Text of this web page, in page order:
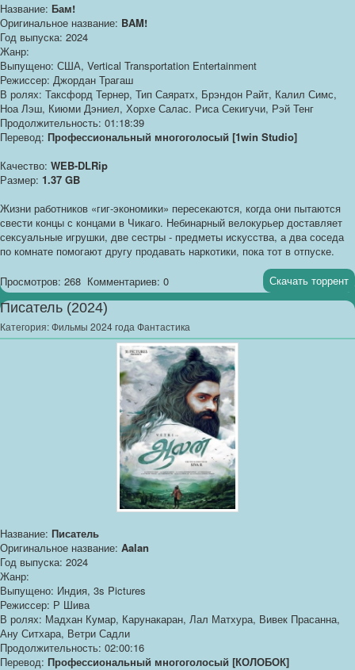
Название: Бам!
Оригинальное название: BAM!
Год выпуска: 2024
Жанр:
Выпущено: США, Vertical Transportation Entertainment
Режиссер: Джордан Трагаш
В ролях: Таксфорд Тернер, Тип Саяратх, Брэндон Райт, Калил Симс,
Ноа Лэш, Киюми Дэниел, Хорхе Салас. Риса Секигучи, Рэй Тенг
Продолжительность: 01:18:39
Перевод: Профессиональный многоголосый [1win Studio]
Качество: WEB-DLRip
Размер: 1.37 GB
Жизни работников «гиг-экономики» пересекаются, когда они пытаются
свести концы с концами в Чикаго. Небинарный велокурьер доставляет
сексуальные игрушки, две сестры - предметы искусства, а два соседа
по комнате помогают другу продавать наркотики, пока тот в отпуске.
Просмотров: 268 Комментариев: 0 Скачать торрент
Писатель (2024)
Категория:Фильмы 2024 года Фантастика
Название: Писатель
Оригинальное название: Aalan
Год выпуска: 2024
Жанр:
Выпущено: Индия, 3s Pictures
Режиссер: Р Шива
В ролях: Мадхан Кумар, Карунакаран, Лал Матхура, Вивек Прасанна,
Ану Ситхара, Ветри Садли
Продолжительность: 02:00:16
Перевод: Профессиональный многоголосый [КОЛОБОК]